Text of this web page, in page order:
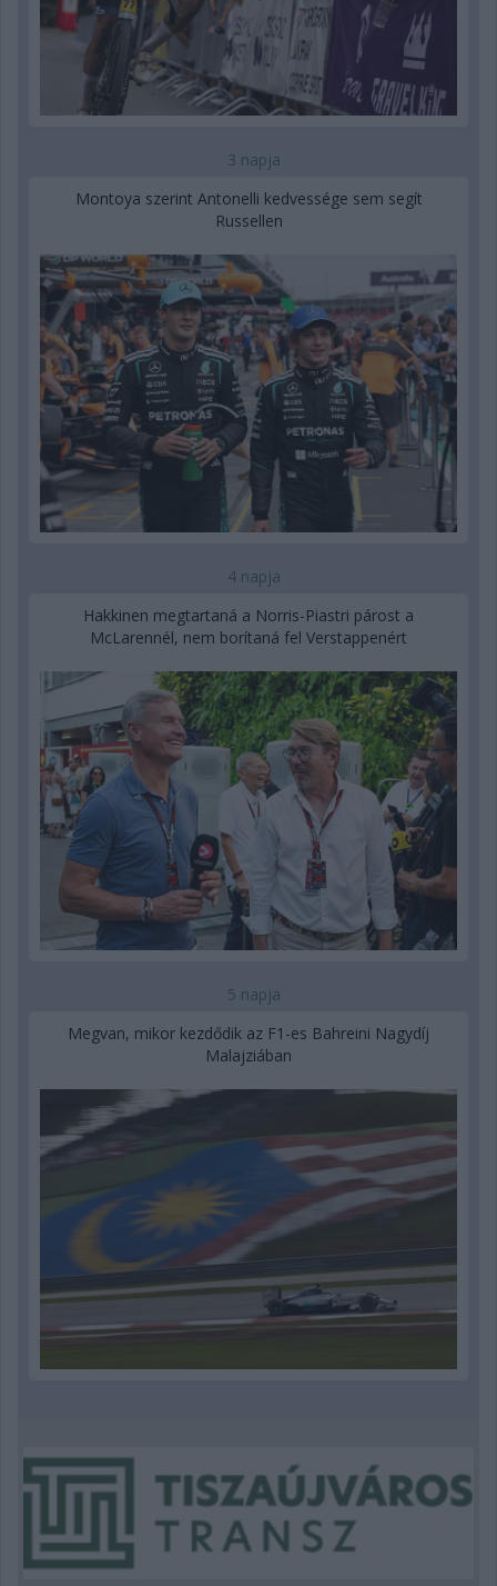
3 napja
Montoya szerint Antonelli kedvessége sem segít
Russellen
4 napja
Hakkinen megtartaná a Norris-Piastri párost a
McLarennél, nem borítaná fel Verstappenért
5 napja
Megvan, mikor kezdődik az F1-es Bahreini Nagydíj
Malajziában